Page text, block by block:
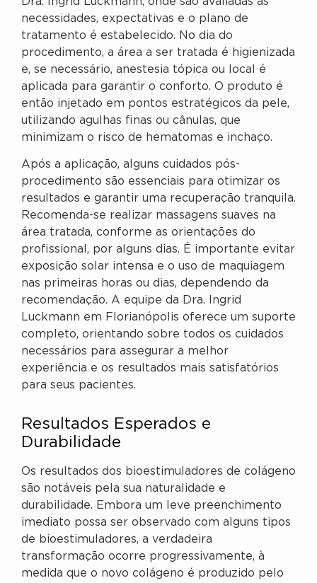
necessidades, expectativas e o plano de
tratamento é estabelecido. No dia do
procedimento, a área a ser tratada é higienizada
e, se necessário, anestesia tópica ou local é
aplicada para garantir o conforto. O produto é
então injetado em pontos estratégicos da pele,
utilizando agulhas finas ou cânulas, que
minimizam o risco de hematomas e inchaço.
Após a aplicação, alguns cuidados pós-
procedimento são essenciais para otimizar os
resultados e garantir uma recuperação tranquila.
Recomenda-se realizar massagens suaves na
área tratada, conforme as orientações do
profissional, por alguns dias. É importante evitar
exposição solar intensa e o uso de maquiagem
nas primeiras horas ou dias, dependendo da
recomendação. A equipe da Dra. Ingrid
Luckmann em Florianópolis oferece um suporte
completo, orientando sobre todos os cuidados
necessários para assegurar a melhor
experiência e os resultados mais satisfatórios
para seus pacientes.
Resultados Esperados e
Durabilidade
Os resultados dos bioestimuladores de colágeno
são notáveis pela sua naturalidade e
durabilidade. Embora um leve preenchimento
imediato possa ser observado com alguns tipos
de bioestimuladores, a verdadeira
transformação ocorre progressivamente, à
medida que o novo colágeno é produzido pelo